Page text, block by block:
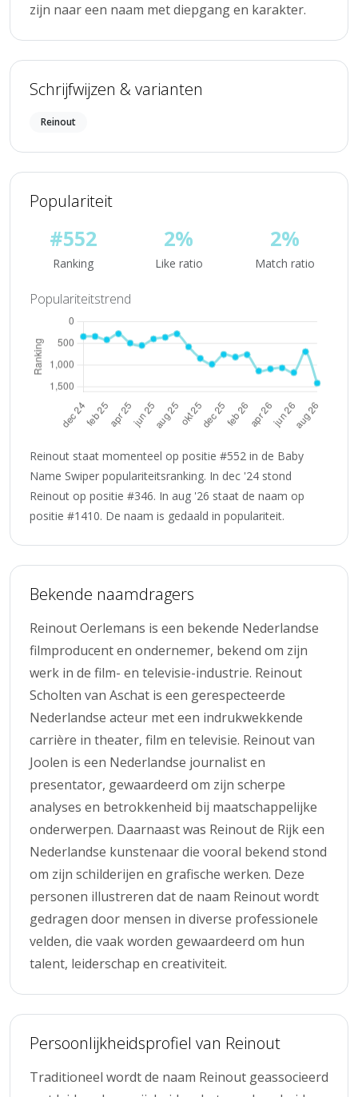
zijn naar een naam met diepgang en karakter.
Schrijfwijzen & varianten
Reinout
Populariteit
#552
Ranking
2%
Like ratio
2%
Match ratio
Populariteitstrend
Reinout staat momenteel op positie #552 in de Baby
Name Swiper populariteitsranking. In dec '24 stond
Reinout op positie #346. In aug '26 staat de naam op
positie #1410. De naam is gedaald in populariteit.
Bekende naamdragers
Reinout Oerlemans is een bekende Nederlandse
filmproducent en ondernemer, bekend om zijn
werk in de film- en televisie-industrie. Reinout
Scholten van Aschat is een gerespecteerde
Nederlandse acteur met een indrukwekkende
carrière in theater, film en televisie. Reinout van
Joolen is een Nederlandse journalist en
presentator, gewaardeerd om zijn scherpe
analyses en betrokkenheid bij maatschappelijke
onderwerpen. Daarnaast was Reinout de Rijk een
Nederlandse kunstenaar die vooral bekend stond
om zijn schilderijen en grafische werken. Deze
personen illustreren dat de naam Reinout wordt
gedragen door mensen in diverse professionele
velden, die vaak worden gewaardeerd om hun
talent, leiderschap en creativiteit.
Persoonlijkheidsprofiel van Reinout
Traditioneel wordt de naam Reinout geassocieerd